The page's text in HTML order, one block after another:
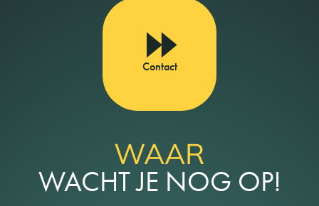
Contact
WAAR
WACHT JE NOG OP!